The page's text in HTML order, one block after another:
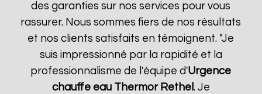
des garanties sur nos services pour vous
rassurer. Nous sommes fiers de nos résultats
et nos clients satisfaits en témoignent. "Je
suis impressionné par la rapidité et la
professionnalisme de l'équipe d'Urgence
chauffe eau Thermor Rethel . Je